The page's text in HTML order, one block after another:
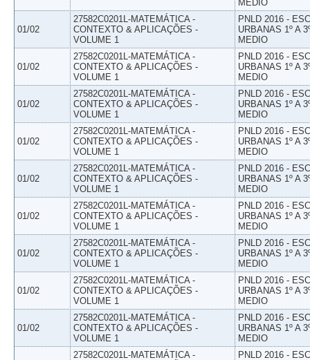
MEDIO
01/02
27582C0201L-MATEMÁTICA -
CONTEXTO & APLICAÇÕES -
VOLUME 1
PNLD 2016 -
URBANAS 1º A
MEDIO
01/02
27582C0201L-MATEMÁTICA -
CONTEXTO & APLICAÇÕES -
VOLUME 1
PNLD 2016 -
URBANAS 1º A
MEDIO
01/02
27582C0201L-MATEMÁTICA -
CONTEXTO & APLICAÇÕES -
VOLUME 1
PNLD 2016 -
URBANAS 1º A
MEDIO
01/02
27582C0201L-MATEMÁTICA -
CONTEXTO & APLICAÇÕES -
VOLUME 1
PNLD 2016 -
URBANAS 1º A
MEDIO
01/02
27582C0201L-MATEMÁTICA -
CONTEXTO & APLICAÇÕES -
VOLUME 1
PNLD 2016 -
URBANAS 1º A
MEDIO
01/02
27582C0201L-MATEMÁTICA -
CONTEXTO & APLICAÇÕES -
VOLUME 1
PNLD 2016 -
URBANAS 1º A
MEDIO
01/02
27582C0201L-MATEMÁTICA -
CONTEXTO & APLICAÇÕES -
VOLUME 1
PNLD 2016 -
URBANAS 1º A
MEDIO
01/02
27582C0201L-MATEMÁTICA -
CONTEXTO & APLICAÇÕES -
VOLUME 1
PNLD 2016 -
URBANAS 1º A
MEDIO
01/02
27582C0201L-MATEMÁTICA -
CONTEXTO & APLICAÇÕES -
VOLUME 1
PNLD 2016 -
URBANAS 1º A
MEDIO
27582C0201L-MATEMÁTICA -
PNLD 2016 -